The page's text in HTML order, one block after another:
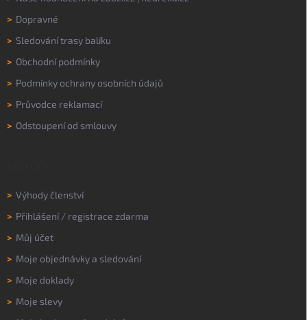
> Dopravné
> Sledování trasy balíku
> Obchodní podmínky
> Podmínky ochrany osobních údajů
> Průvodce reklamací
> Odstoupení od smlouvy
> Výhody členství
> Přihlášení/ registrace zdarma
> Můj účet
> Moje objednávky a sledování
> Moje doklady
> Moje slevy